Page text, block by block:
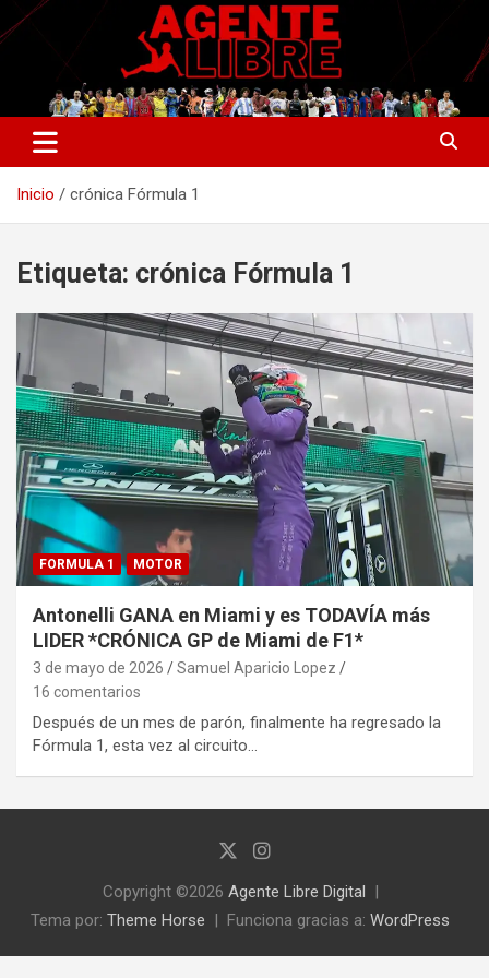
Saltar
al
Agente Libre Digital
La nueva generación del periodismo deportivo.
Inicio crónica Fórmula 1
Etiqueta: crónica Fórmula 1
FORMULA 1 MOTOR
Antonelli GANA en Miami y es TODAVÍA más
LIDER *CRÓNICA GP de Miami de F1*
3 de mayo de 2026
Samuel Aparicio Lopez
16 comentarios
Después de un mes de parón, finalmente ha regresado la
Fórmula 1, esta vez al circuito…
Copyright ©2026 Agente Libre Digital
Tema por: Theme Horse Funciona gracias a: WordPress